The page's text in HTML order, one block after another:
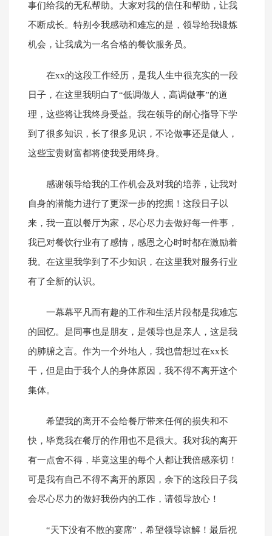
事们给我的无私帮助。大家对我的信任和帮助，让我
不断成长。特别令我感动和难忘的是，领导给我锻炼
机会，让我成为一名合格的餐饮服务员。
在xx的这段工作经历，是我人生中很充实的一段
日子，在这里我明白了“低调做人，高调做事”的道
理，这些将让我终身受益。我在领导的耐心指导下学
到了很多知识，长了很多见识，不论做事还是做人，
这些宝贵财富都将使我受用终身。
感谢领导给我的工作机会及对我的培养，让我对
自身的潜能力进行了更深一步的挖掘！这段日子以
来，我一直以餐厅为家，尽心尽力去做好每一件事，
我已对餐饮行业有了感情，感恩之心时时都在激励着
我。在这里我学到了不少知识，在这里我对服务行业
有了全新的认识。
一幕幕平凡而有趣的工作和生活片段都是我难忘
的回忆。是同事也是朋友，是领导也是亲人，这是我
的肺腑之言。作为一个外地人，我也曾想过在xx长
干，但是由于我个人的身体原因，我不得不离开这个
集体。
希望我的离开不会给餐厅带来任何的损失和不
快，毕竟我在餐厅的作用也不是很大。我对我的离开
有一点舍不得，毕竟这里的每个人都让我倍感亲切！
可是我有自己不得不离开的原因，余下的这段日子我
会尽心尽力的做好我份内的工作，请领导放心！
“天下没有不散的宴席”，希望领导谅解！最后祝